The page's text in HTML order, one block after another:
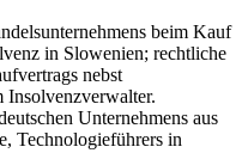
beim Kauf
in Slowenien; rechtliche
nebst
Insolvenzverwalter.
Unternehmens aus
Technologieführers in